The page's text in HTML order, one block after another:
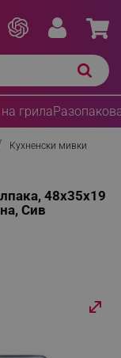
грила
Кухненски мивки
48x35x19
Сив